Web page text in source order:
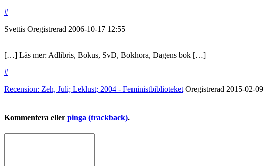
#
Svettis Oregistrerad 2006-10-17 12:55
[…] Läs mer: Adlibris, Bokus, SvD, Bokhora, Dagens bok […]
#
Recension: Zeh, Juli; Leklust; 2004 - Feministbiblioteket Oregistrerad 2015-02-09
Kommentera eller pinga (trackback).